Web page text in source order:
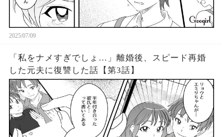
2025/07/09
「私をナメすぎでしょ…」離婚後、スピード再婚
した元夫に復讐した話【第3話】